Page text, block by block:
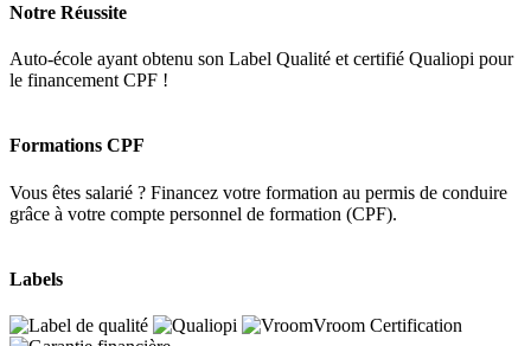
Notre Réussite
Auto-école ayant obtenu son Label Qualité et certifié Qualiopi pour
le financement CPF !
Formations CPF
Vous êtes salarié ? Financez votre formation au permis de conduire
grâce à votre compte personnel de formation (CPF).
Labels